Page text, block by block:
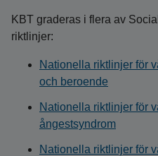
KBT graderas i flera av
riktlinjer:
Nationella riktlinjer för
och beroende
Nationella riktlinjer för
ångestsyndrom
Nationella riktlinjer för